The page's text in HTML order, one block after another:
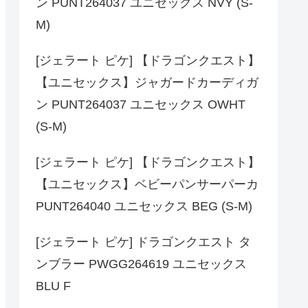
ン PUNT264037 ユニセックス NVY (S-
M)
[ジェラート ピケ] 【ドラゴンクエスト】
【ユニセックス】ジャガードカーディガ
ン PUNT264037 ユニセックス OWHT
(S-M)
[ジェラート ピケ] 【ドラゴンクエスト】
【ユニセックス】ベビーパンサーパーカ
PUNT264040 ユニセックス BEG (S-M)
[ジェラート ピケ] ドラゴンクエスト タ
ンブラー PWGG264619 ユニセックス
BLU F